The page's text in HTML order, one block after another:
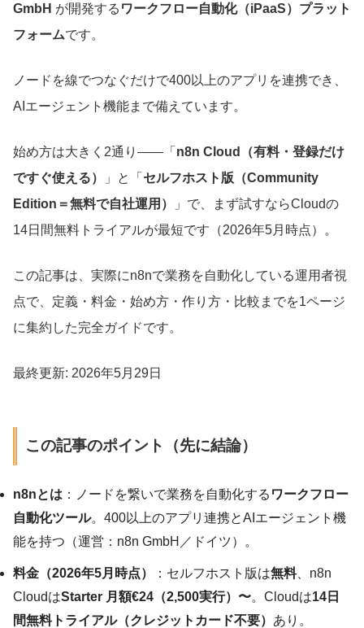
GmbH が開発する ワークフロー自動化（iPaaS）プラット
フォームです。
ノードを線でつなぐだけで400以上のアプリを連携でき、
AIエージェント機能まで備えています。
始め方は大きく2通り——「 n8n Cloud（有料・登録だけ
ですぐ使える）
」と「 セルフホスト版（Community
Edition＝無料で自社運用）
」で、まず試すならCloudの
14日間無料トライアルが最短です（2026年5月時点）。
この記事は、実際にn8nで業務を自動化している運用者視
点で、定義・料金・始め方・作り方・比較までを1ページ
に集約した完全ガイドです。
最終更新: 2026年5月29日
この記事のポイント（先に結論）
n8nとは ：ノードを繋いで業務を自動化する ワークフロー
自動化ツール。400以上のアプリ連携とAIエージェント機
能を持つ（運営：n8n GmbH／ドイツ）。
料金（2026年5月時点） ：セルフホスト版は無料、n8n
CloudはStarter 月額€24（2,500実行）〜。Cloudは14日
間無料トライアル（クレジットカード不要） あり。